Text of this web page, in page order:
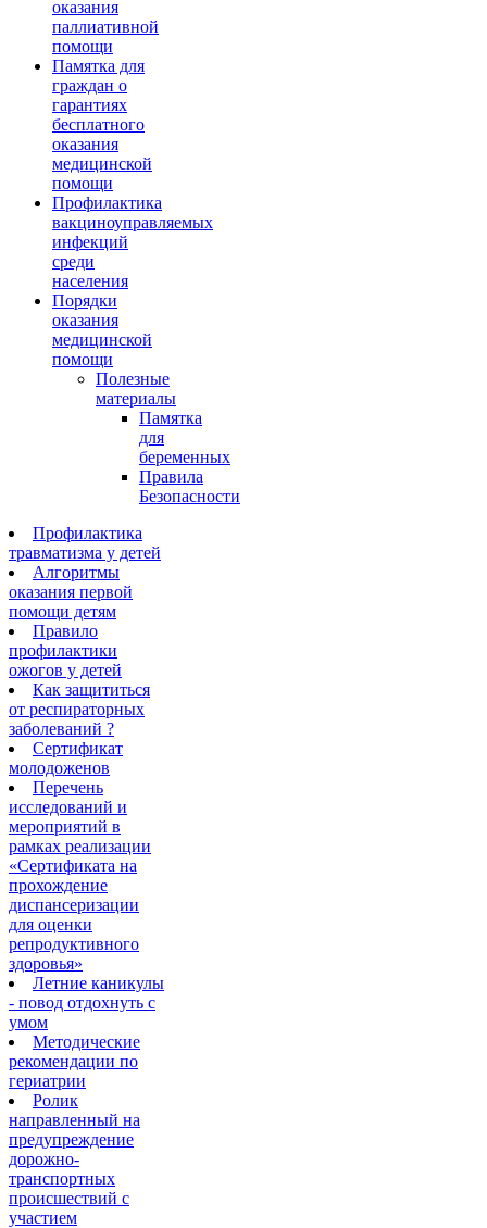
оказания
паллиативной
помощи
Памятка для
граждан о
гарантиях
бесплатного
оказания
медицинской
помощи
Профилактика
вакциноуправляемых
инфекций
среди
населения
Порядки
оказания
медицинской
помощи
Полезные
материалы
Памятка
для
беременных
Правила
Безопасности
Профилактика
травматизма у детей
Алгоритмы
оказания первой
помощи детям
Правило
профилактики
ожогов у детей
Как защититься
от респираторных
заболеваний ?
Сертификат
молодоженов
Перечень
исследований и
мероприятий в
рамках реализации
«Сертификата на
прохождение
диспансеризации
для оценки
репродуктивного
здоровья»
Летние каникулы
- повод отдохнуть с
умом
Методические
рекомендации по
гериатрии
Ролик
направленный на
предупреждение
дорожно-
транспортных
происшествий с
участием